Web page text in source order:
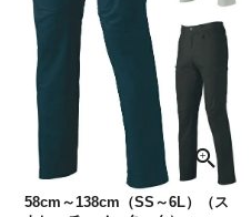
58cm～138cm（SS～6L）（ス